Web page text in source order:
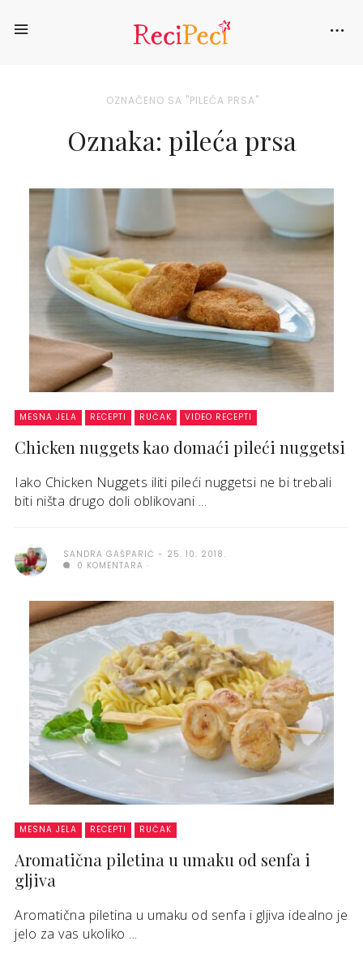
OZNAČENO SA "PILEĆA PRSA"
Oznaka: pileća prsa
MESNA JELA RECEPTI RUČAK VIDEO RECEPTI
Chicken nuggets kao domaći pileći nuggetsi
Iako Chicken Nuggets iliti pileći nuggetsi ne bi trebali
biti ništa drugo doli oblikovani ...
SANDRA GAŠPARIĆ
25. 10. 2018.
0 KOMENTARA
MESNA JELA RECEPTI RUČAK
Aromatična piletina u umaku od senfa i
gljiva
Aromatična piletina u umaku od senfa i gljiva idealno je
jelo za vas ukoliko ...